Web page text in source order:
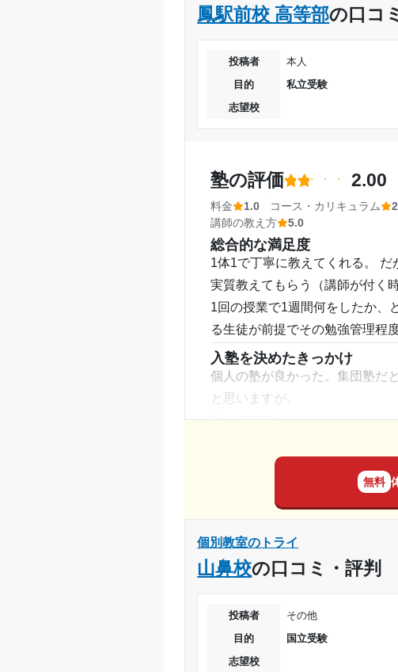
月額料金
目的の達成度
目的の達成理由
他の塾とあまり大差ないと思う
コース・カリキュラム
った。
自習室がとても清潔である。使
る
塾周辺の環境
とても静か。室内が明るいので
授業以外のサポート(相談・面談
休憩時間に先生と雑談するのが
利用詳細
通塾期間
入塾時の学年
月額料金
目的の達成度
目的の達成理由
鳳駅前校 高等部の口コ
投稿者 本人
目的
私立受験
志望校
塾の評価 2.00
料金 1.0 コース・カリキュラム
講師の教え方
5.0
総合的な満足度
1体1で丁寧に教えてくれる。 だ
実質教えてもらう（講師が付く
1回の授業で1週間何をしたか、
る生徒が前提でその勉強管理程
入塾を決めたきっかけ
個人の塾が良かった。集団塾だ
と思いますが。
高すぎる。1つ講師のランクが
しか上がらない。
コース・カリキュラム
高すぎる。スタンダードコース
えないような金額になっていく
講師はほんとに良かった。まあ
低いと思う。
塾内の環境
無料
個別教室のトライ
山鼻校の口コミ・評判
投稿者 その他
目的
国立受験
志望校